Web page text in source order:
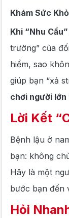
Khám Sức
Khi “Nhu
trường” của
hiểm, sao
giúp bạn “xả
chơi người lớn
Lời Kết
Bệnh lậu ở
bạn: không
Hãy là một
bước bạn đến
Hỏi